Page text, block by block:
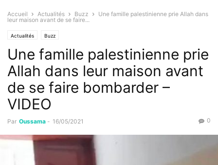
Accueil Actualités Buzz
Une famille palestinienne prie Allah dans
leur maison avant de se faire...
Actualités Buzz
Une famille palestinienne prie
Allah dans leur maison avant
de se faire bombarder –
VIDEO
Par Oussama - 16/05/2021 0